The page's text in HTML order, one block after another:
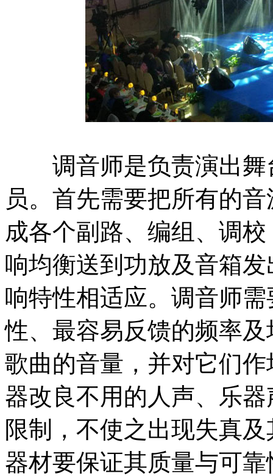
调音师是负责演出舞
员。首先需要把所有的
成各个副路、编组、调
响均衡送到功放及音箱
响特性相适应。调音师
性、最容易反馈的频率
歌曲的音量，并对它们
器改良不用的人声、乐
限制，不使之出现失真
器材要保证其质量与可